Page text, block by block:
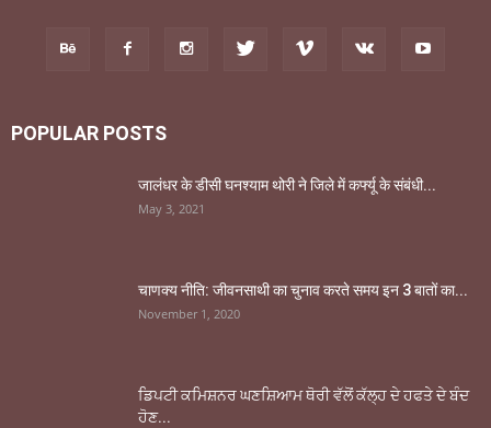
POPULAR POSTS
जालंधर के डीसी घनश्याम थोरी ने जिले में कर्फ्यू के संबंधी...
May 3, 2021
चाणक्य नीति: जीवनसाथी का चुनाव करते समय इन 3 बातों का...
November 1, 2020
ਡਿਪਟੀ ਕਮਿਸ਼ਨਰ ਘਣਸ਼ਿਆਮ ਥੋਰੀ ਵੱਲੋਂ ਕੱਲ੍ਹ ਦੇ ਹਫਤੇ ਦੇ ਬੰਦ
ਹੋਣ...